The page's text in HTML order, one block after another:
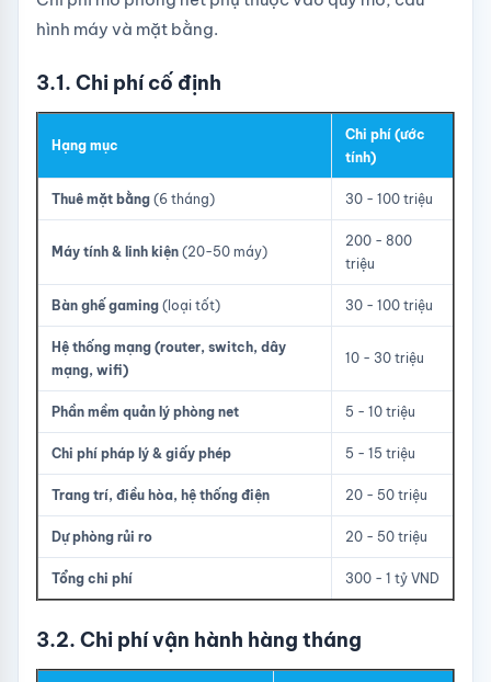
hình máy và mặt bằng.
3.1. Chi phí cố định
Hạng mục
Chi phí (ước
tính)
Thuê mặt bằng (6 tháng) 30 - 100 triệu
Máy tính & linh kiện (20-50 máy)
200 - 800
triệu
Bàn ghế gaming (loại tốt) 30 - 100 triệu
Hệ thống mạng (router, switch, dây
mạng, wifi)
10 - 30 triệu
Phần mềm quản lý phòng net 5 - 10 triệu
Chi phí pháp lý & giấy phép 5 - 15 triệu
Trang trí, điều hòa, hệ thống điện 20 - 50 triệu
Dự phòng rủi ro 20 - 50 triệu
Tổng chi phí 300 - 1 tỷ VND
3.2. Chi phí vận hành hàng tháng